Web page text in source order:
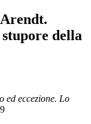
della
ed eccezione. Lo